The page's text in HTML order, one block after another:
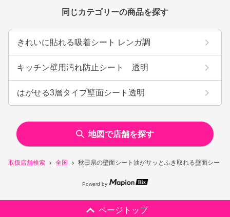
取扱店舗検索 全国 秋田県の壁面シート油がサッとふき取れる壁面シー
同じカテゴリーの商品を探す
きれいに貼れる吸着シート レンガ調
キッチン壁用汚れ防止シート 透明
はがせる3層タイプ壁面シート透明
地図で店舗を探す
Powerd by
ページトップ